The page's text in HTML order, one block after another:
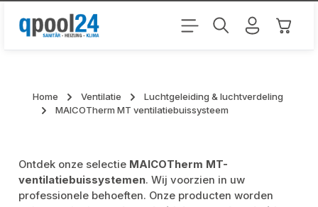
Ga naar de hoofdinhoud
Home Ventilatie
Luchtgeleiding & luchtverdeling
MAICOTherm MT ventilatiebuissysteem
Ontdek onze selectie MAICOTherm MT-
ventilatiebuissystemen. Wij voorzien in uw
professionele behoeften. Onze producten worden